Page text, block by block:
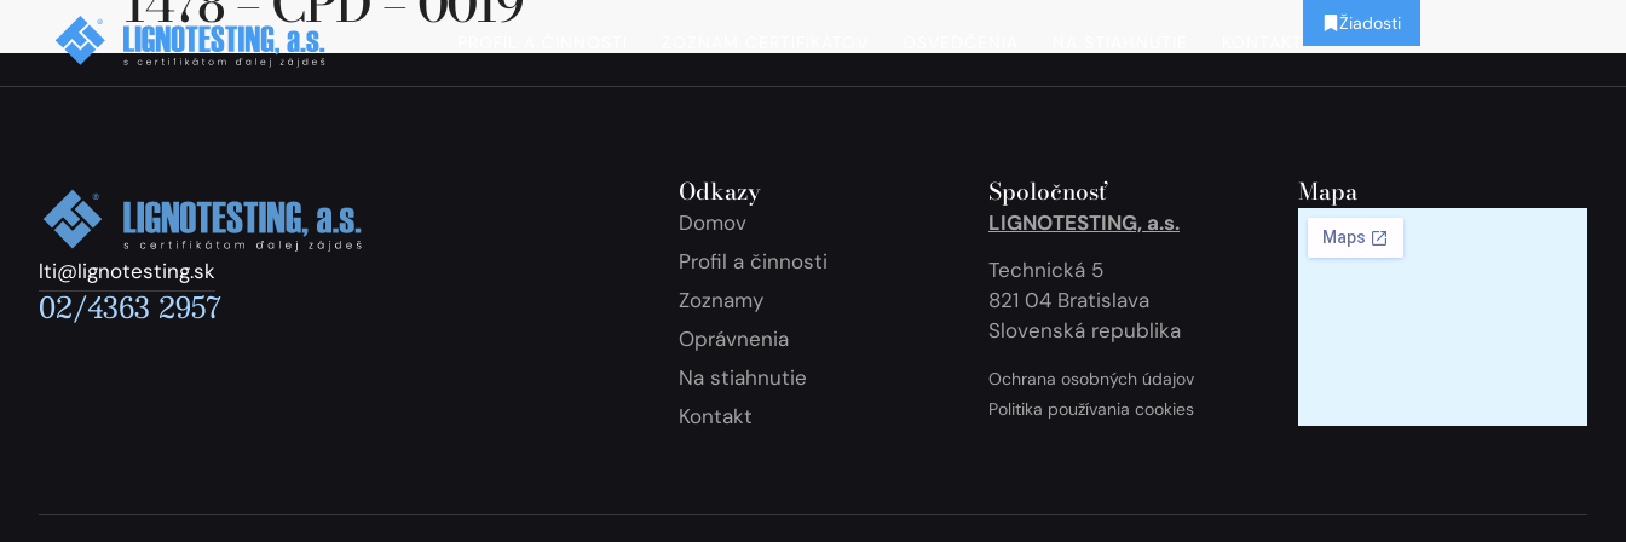
Žiadosti
lti@lignotesting.sk
02/4363 2957
Odkazy
Domov
Profil a činnosti
Zoznamy
Oprávnenia
Na stiahnutie
Kontakt
Spoločnosť
LIGNOTESTING, a.s.
Technická 5
821 04 Bratislava
Slovenská republika
Ochrana osobných údajov
Politika používania cookies
Mapa